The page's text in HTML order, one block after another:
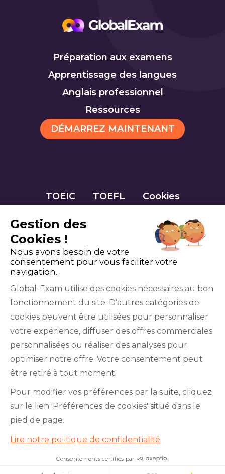
Je teste mon niveau en 10
Préparation aux examens
Apprentissage des langues
Anglais professionnel
Ressources
DÉMARREZ MAINTENANT
TOEIC TOEFL Cookies
YouTube
institutions qui gèrent les examens officiels du
BRIGHT English, de l’IELTS, du TOEFL ITP®, des
Cambridge B2 First et C1 Advanced, du TOEIC
Bridge™, du HSK®, du BRIGHT Español, du DELE,
Gestion des
Cookies !
Nous avons besoin de votre
consentement pour vous faciliter votre
navigation.
Global-Exam utilise des cookies nécessaires au bon
fonctionnement du site. D’autres catégories de
cookies peuvent être utilisées pour personnaliser
votre expérience, diffuser des offres commerciales
personnalisées ou réaliser des analyses pour
optimiser notre offre. Votre consentement peut
être retiré à tout moment.
Pour modifier vos préférences par la suite, cliquez
sur le lien 'Préférences de cookies' situé dans le
pied de page.
Lire notre politique de confidentialité
Consentements certifiés par
Cookies